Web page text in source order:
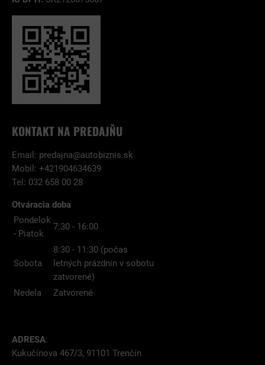
KONTAKT NA PREDAJŇU
Email: predajna@autobiznis.sk
Mobil: +421904634639
Tel: 032 658 00 28
Otváracia doba
Pondelok
- Piatok
7:30 - 16:00
Sobota
8:30 - 11:30 (počas
letných prázdnin v sobotu
zatvorené)
Nedela
Zatvorené
ADRESA:
Kukučínova 467/3, 91101 Trenčín